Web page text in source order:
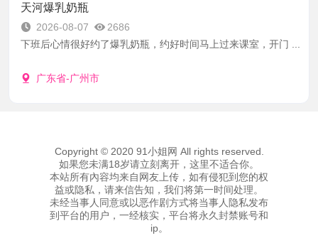
天河爆乳奶瓶
2026-08-07
2686
下班后心情很好约了爆乳奶瓶，约好时间马上过来课室，开门 ...
广东省-广州市
Copyright © 2020 91小姐网 All rights reserved.
如果您未满18岁请立刻离开，这里不适合你。
本站所有內容均来自网友上传，如有侵犯到您的权
益或隐私，请来信告知，我们将第一时间处理。
未经当事人同意或以恶作剧方式将当事人隐私发布
到平台的用户，一经核实，平台将永久封禁账号和
ip。